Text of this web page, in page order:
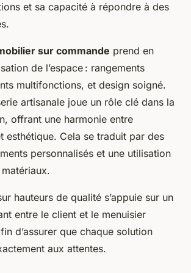
et sa capacité à répondre à des
sur commande prend en
de l’espace : rangements
multifonctions, et design soigné.
artisanale joue un rôle clé dans la
offrant une harmonie entre
esthétique. Cela se traduit par des
personnalisés et une utilisation
hauteurs de qualité s’appuie sur un
entre le client et le menuisier
d’assurer que chaque solution
aux attentes.